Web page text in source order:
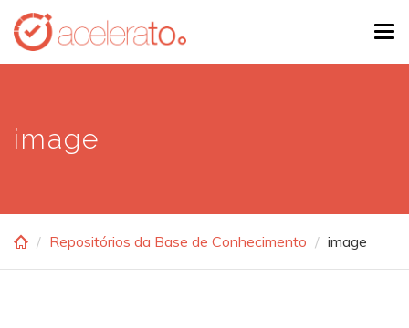
Skip
main
image
Repositórios da Base de Conhecimento image